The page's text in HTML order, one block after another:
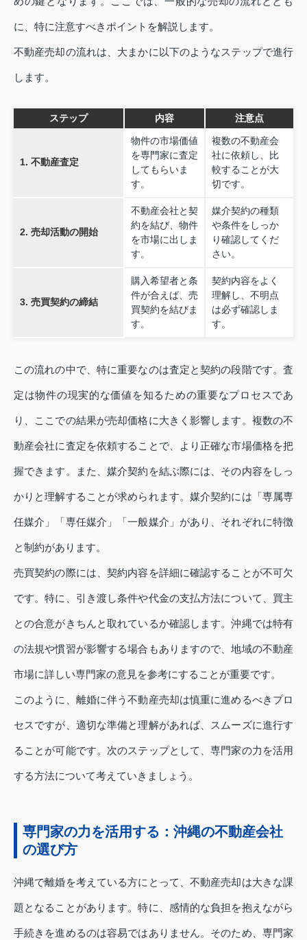
に、特に注意すべきポイントを解説します。
不動産売却の流れは、大まかに以下のようなステップで進行
します。
ステップ 内容 注意点
1. 不動産査定
物件の市場価値
を専門家に査定
してもらいま
す。
複数の不動産会
社に依頼し、比
較することが大
切です。
2. 売却活動の開始
不動産会社と契
約を結び、物件
を市場に出しま
す。
媒介契約の種類
や条件をしっか
り確認してくだ
さい。
3. 売買契約の締結
購入希望者と条
件が合えば、売
買契約を結びま
す。
契約内容をよく
理解し、不明点
は必ず確認しま
す。
この流れの中で、特に重要なのは査定と契約の段階です。査
定は物件の現実的な価値を知るための重要なプロセスであ
り、ここでの結果が売却価格に大きく影響します。複数の不
動産会社に査定を依頼することで、より正確な市場価格を把
握できます。また、媒介契約を結ぶ際には、その内容をしっ
かりと理解することが求められます。媒介契約には「専属専
任媒介」「専任媒介」「一般媒介」があり、それぞれに特徴
と制約があります。
売買契約の際には、契約内容を詳細に確認することが不可欠
です。特に、引き渡し条件や代金の支払方法について、買主
との合意がきちんと取れているか確認します。沖縄では特有
の法規や慣習が影響する場合もありますので、地域の不動産
市場に詳しい専門家の意見を参考にすることが重要です。
このように、離婚に伴う不動産売却は慎重に進めるべきプロ
セスですが、適切な準備と理解があれば、スムーズに進行す
ることが可能です。次のステップとして、専門家の力を活用
する方法について考えていきましょう。
専門家の力を活用する：沖縄の不動産会社
の選び方
沖縄で離婚を考えている方にとって、不動産売却は大きな課
題となることがあります。特に、感情的な負担を抱えながら
手続きを進めるのは容易ではありません。そのため、専門家